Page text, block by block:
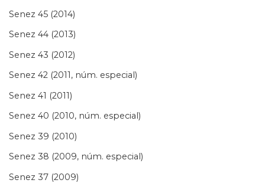
Senez 45 (2014)
Senez 44 (2013)
Senez 43 (2012)
Senez 42 (2011, núm. especial)
Senez 41 (2011)
Senez 40 (2010, núm. especial)
Senez 39 (2010)
Senez 38 (2009, núm. especial)
Senez 37 (2009)